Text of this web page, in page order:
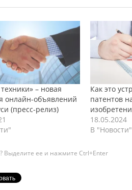
– новая
онлайн-объявлений
(пресс-релиз)
Как это
патентов
18.05.2024
В "Новости"
Выделите ее и нажмите Ctrl+Enter